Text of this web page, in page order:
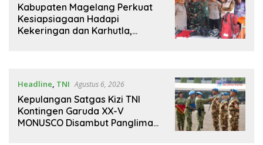
Kabupaten Magelang Perkuat
Kesiapsiagaan Hadapi
Kekeringan dan Karhutla,
Headline, TNI Agustus 6, 2026
Kepulangan Satgas Kizi TNI
Kontingen Garuda XX-V
MONUSCO Disambut Panglima